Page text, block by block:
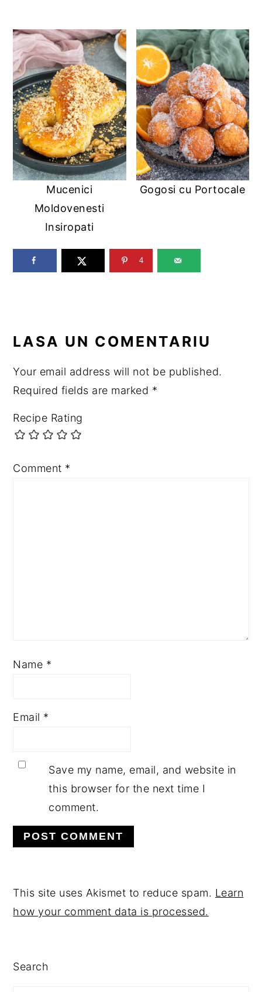
Mucenici
Moldovenesti
Insiropati
Gogosi cu Portocale
4
READER
LASA UN COMENTARIU
Your email address will not be published.
Required fields are marked *
Recipe Rating
Comment *
Name *
Email *
Save my name, email, and website in
this browser for the next time I
comment.
This site uses Akismet to reduce spam. Learn
how your comment data is processed.
PRIMARY
Search